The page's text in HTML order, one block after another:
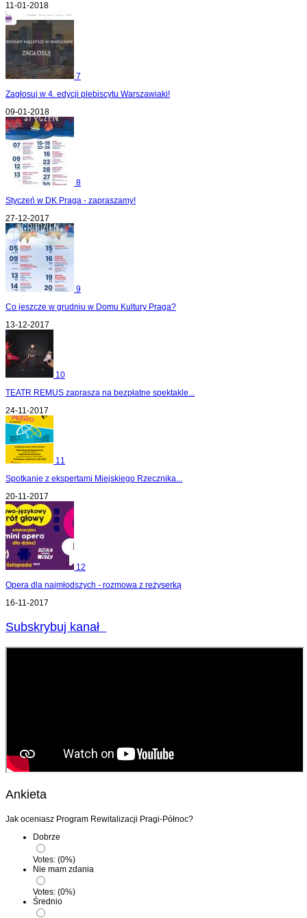
11-01-2018
7
Zagłosuj w 4. edycji plebiscytu Warszawiaki!
09-01-2018
8
Styczeń w DK Praga - zapraszamy!
27-12-2017
9
Co jeszcze w grudniu w Domu Kultury Praga?
13-12-2017
10
TEATR REMUS zaprasza na bezpłatne spektakle...
24-11-2017
11
Spotkanie z ekspertami Miejskiego Rzecznika...
20-11-2017
12
Opera dla najmłodszych - rozmowa z reżyserką
16-11-2017
Subskrybuj kanał
Ankieta
Jak oceniasz Program Rewitalizacji Pragi-Północ?
Dobrze
Votes: (0%)
Nie mam zdania
Votes: (0%)
Średnio